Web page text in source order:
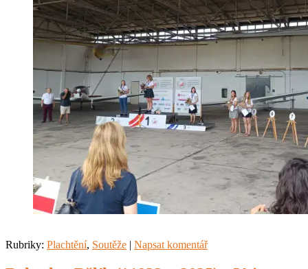
Rubriky: Plachtění, Soutěže | Napsat komentář